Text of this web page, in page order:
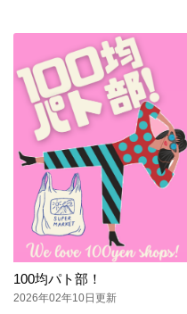
100均パト部！
2026年02年10日更新